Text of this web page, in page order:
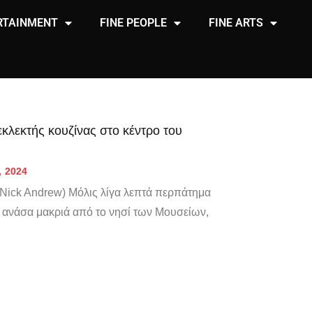
FINE PEOPLE FINE ARTS
κουζίνας στο κέντρο του
2024
Andrew) Μόλις λίγα λεπτά περπάτημα
μακριά από το νησί των Μουσείων,